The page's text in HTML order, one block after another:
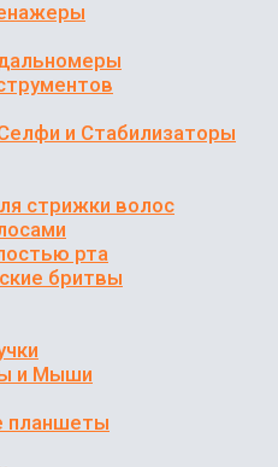
и Стабилизаторы
стрижки волос
рта
бритвы
и Мыши
планшеты